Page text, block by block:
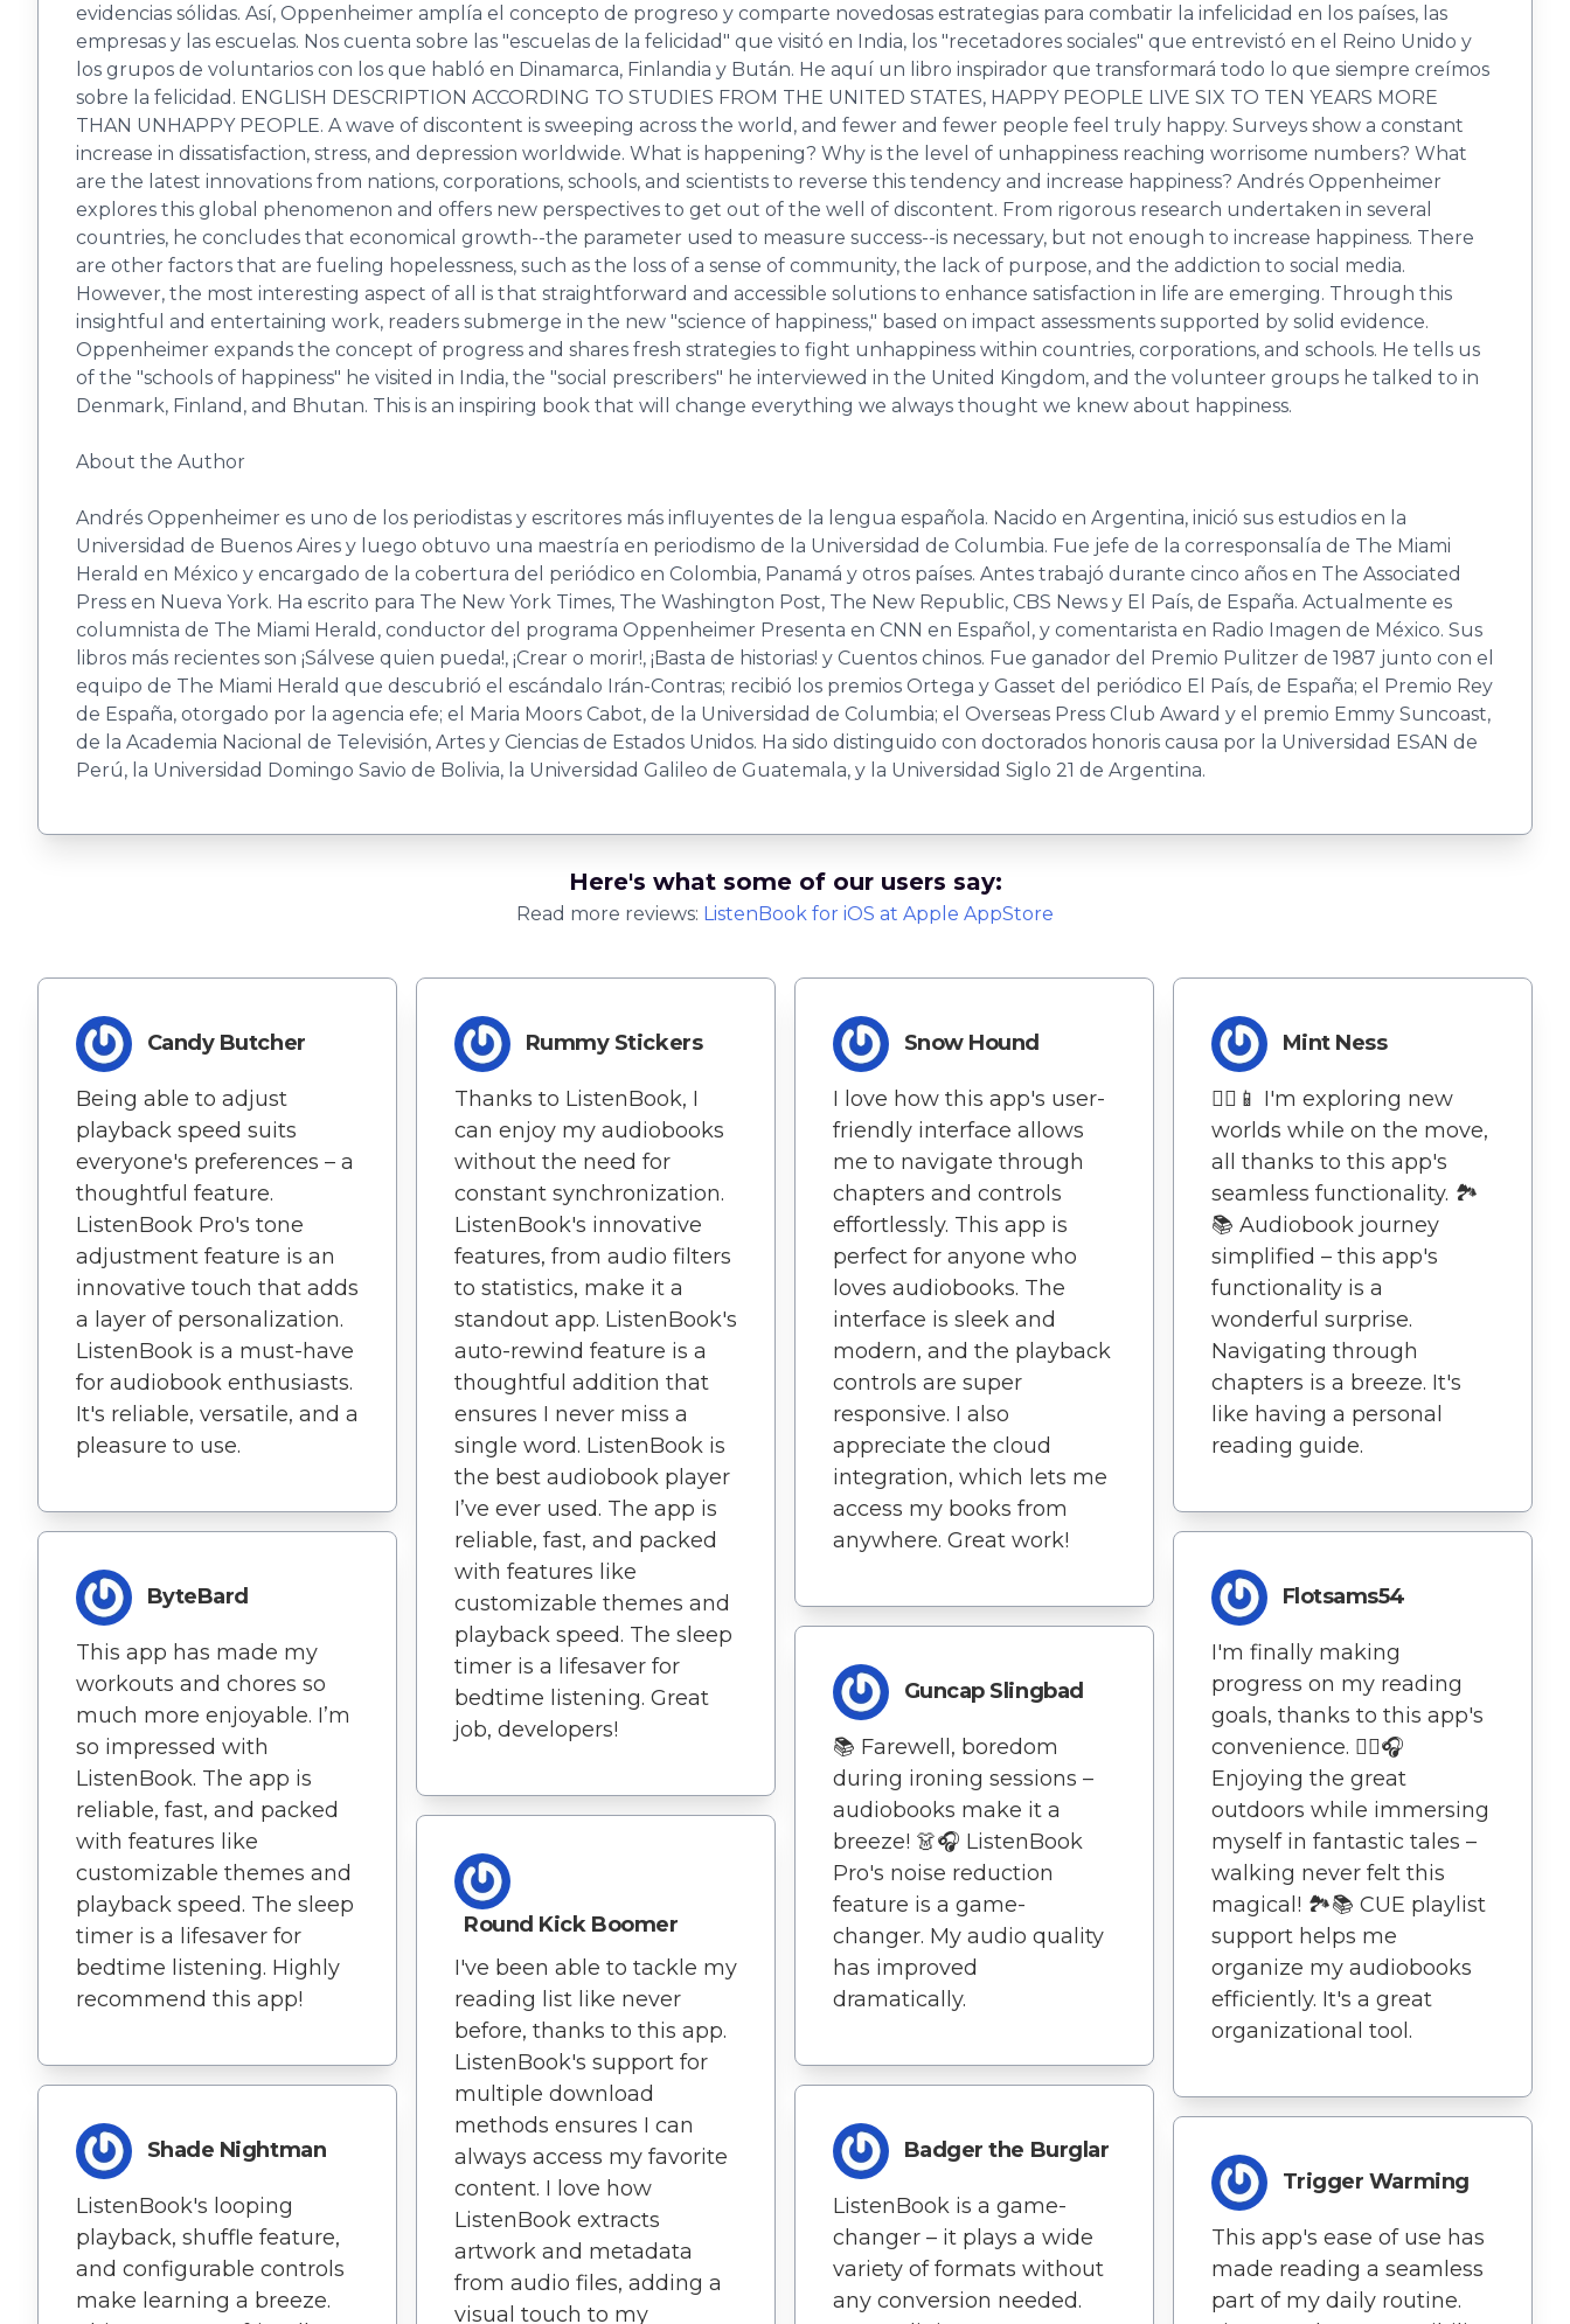
evidencias sólidas. Así, Oppenheimer amplía el concepto de progreso y comparte novedosas estrategias para combatir la infelicidad en los países, las
empresas y las escuelas. Nos cuenta sobre las "escuelas de la felicidad" que visitó en India, los "recetadores sociales" que entrevistó en el Reino Unido y
los grupos de voluntarios con los que habló en Dinamarca, Finlandia y Bután. He aquí un libro inspirador que transformará todo lo que siempre creímos
sobre la felicidad. ENGLISH DESCRIPTION ACCORDING TO STUDIES FROM THE UNITED STATES, HAPPY PEOPLE LIVE SIX TO TEN YEARS MORE
THAN UNHAPPY PEOPLE. A wave of discontent is sweeping across the world, and fewer and fewer people feel truly happy. Surveys show a constant
increase in dissatisfaction, stress, and depression worldwide. What is happening? Why is the level of unhappiness reaching worrisome numbers? What
are the latest innovations from nations, corporations, schools, and scientists to reverse this tendency and increase happiness? Andrés Oppenheimer
explores this global phenomenon and offers new perspectives to get out of the well of discontent. From rigorous research undertaken in several
countries, he concludes that economical growth--the parameter used to measure success--is necessary, but not enough to increase happiness. There
are other factors that are fueling hopelessness, such as the loss of a sense of community, the lack of purpose, and the addiction to social media.
However, the most interesting aspect of all is that straightforward and accessible solutions to enhance satisfaction in life are emerging. Through this
insightful and entertaining work, readers submerge in the new "science of happiness," based on impact assessments supported by solid evidence.
Oppenheimer expands the concept of progress and shares fresh strategies to fight unhappiness within countries, corporations, and schools. He tells us
of the "schools of happiness" he visited in India, the "social prescribers" he interviewed in the United Kingdom, and the volunteer groups he talked to in
Denmark, Finland, and Bhutan. This is an inspiring book that will change everything we always thought we knew about happiness.
About the Author
Andrés Oppenheimer es uno de los periodistas y es­critores más influyentes de la lengua española. Nacido en Argentina, inició sus estudios en la
Universidad de Buenos Aires y luego obtuvo una maestría en perio­dismo de la Universidad de Columbia. Fue jefe de la corresponsalía de The Miami
Herald en México y en­cargado de la cobertura del periódico en Colombia, Pa­namá y otros países. Antes trabajó durante cinco años en The Associated
Press en Nueva York. Ha escrito para The New York Times, The Washington Post, The New Republic, CBS News y El País, de España. Actualmen­te es
columnista de The Miami Herald, conductor del programa Oppenheimer Presenta en CNN en Español, y comentarista en Radio Imagen de México. Sus
libros más recientes son ¡Sálvese quien pueda!, ¡Crear o morir!, ¡Basta de historias! y Cuentos chinos. Fue ganador del Premio Pulitzer de 1987 junto con el
equipo de The Miami Herald que descubrió el escán­dalo Irán-Contras; recibió los premios Ortega y Gas­set del periódico El País, de España; el Premio Rey
de España, otorgado por la agencia efe; el Maria Moors Cabot, de la Universidad de Columbia; el Overseas Press Club Award y el premio Emmy Suncoast,
de la Academia Nacional de Televisión, Artes y Ciencias de Estados Unidos. Ha sido distinguido con doctorados honoris causa por la Universidad ESAN de
Perú, la Universidad Domin­go Savio de Bolivia, la Universidad Galileo de Guate­mala, y la Universidad Siglo 21 de Argentina.
Here's what some of our users say:
Read more reviews: ListenBook for iOS at Apple AppStore
Candy Butcher
Being able to adjust
playback speed suits
everyone's preferences – a
thoughtful feature.
ListenBook Pro's tone
adjustment feature is an
innovative touch that adds
a layer of personalization.
ListenBook is a must-have
for audiobook enthusiasts.
It's reliable, versatile, and a
pleasure to use.
ByteBard
This app has made my
workouts and chores so
much more enjoyable. I’m
so impressed with
ListenBook. The app is
reliable, fast, and packed
with features like
customizable themes and
playback speed. The sleep
timer is a lifesaver for
bedtime listening. Highly
recommend this app!
Shade Nightman
ListenBook's looping
playback, shuffle feature,
and configurable controls
make learning a breeze.
Rummy Stickers
Thanks to ListenBook, I
can enjoy my audiobooks
without the need for
constant synchronization.
ListenBook's innovative
features, from audio filters
to statistics, make it a
standout app. ListenBook's
auto-rewind feature is a
thoughtful addition that
ensures I never miss a
single word. ListenBook is
the best audiobook player
I’ve ever used. The app is
reliable, fast, and packed
with features like
customizable themes and
playback speed. The sleep
timer is a lifesaver for
bedtime listening. Great
job, developers!
Round Kick Boomer
I've been able to tackle my
reading list like never
before, thanks to this app.
ListenBook's support for
multiple download
methods ensures I can
always access my favorite
content. I love how
ListenBook extracts
artwork and metadata
from audio files, adding a
visual touch to my
Snow Hound
I love how this app's user-
friendly interface allows
me to navigate through
chapters and controls
effortlessly. This app is
perfect for anyone who
loves audiobooks. The
interface is sleek and
modern, and the playback
controls are super
responsive. I also
appreciate the cloud
integration, which lets me
access my books from
anywhere. Great work!
Guncap Slingbad
📚 Farewell, boredom
during ironing sessions –
audiobooks make it a
breeze! 👗🎧 ListenBook
Pro's noise reduction
feature is a game-
changer. My audio quality
has improved
dramatically.
Badger the Burglar
ListenBook is a game-
changer – it plays a wide
variety of formats without
any conversion needed.
Mint Ness
🚶‍♀️📱 I'm exploring new
worlds while on the move,
all thanks to this app's
seamless functionality. 🏞️
📚 Audiobook journey
simplified – this app's
functionality is a
wonderful surprise.
Navigating through
chapters is a breeze. It's
like having a personal
reading guide.
Flotsams54
I'm finally making
progress on my reading
goals, thanks to this app's
convenience. 🚶‍♀️🎧
Enjoying the great
outdoors while immersing
myself in fantastic tales –
walking never felt this
magical! 🏞️📚 CUE playlist
support helps me
organize my audiobooks
efficiently. It's a great
organizational tool.
Trigger Warming
This app's ease of use has
made reading a seamless
part of my daily routine.